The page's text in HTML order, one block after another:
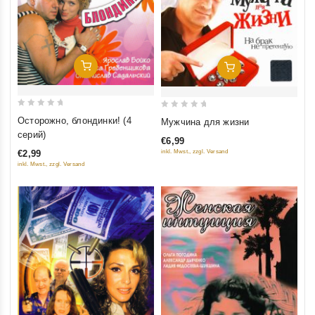
Добавить В Корзину
5
Осторожно, блондинки! (4
серий)
€2,99
inkl. Mwst., zzgl. Versand
Добавить В Корзину
out
of
Мужчина для жизни
€6,99
inkl. Mwst., zzgl. Versand